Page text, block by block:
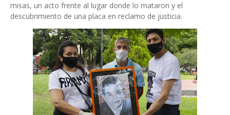
misas, un acto frente al lugar donde lo mataron y el
descubrimiento de una placa en reclamo de justicia.